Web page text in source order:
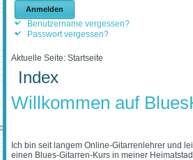
Anmelden
Benutzername vergessen?
Passwort vergessen?
Aktuelle Seite:Startseite
Index
Willkommen auf
Ich bin seit langem Online-Gitarrenlehrer und
einen Blues-Gitarren-Kurs in meiner